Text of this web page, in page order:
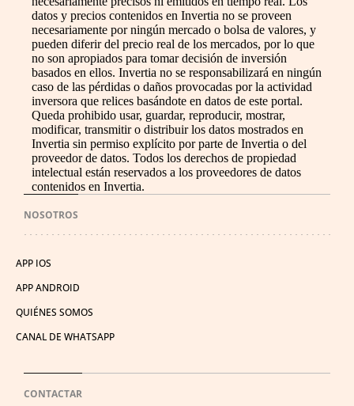
datos y precios contenidos en Invertia no se proveen
necesariamente por ningún mercado o bolsa de valores, y
pueden diferir del precio real de los mercados, por lo que
no son apropiados para tomar decisión de inversión
basados en ellos. Invertia no se responsabilizará en ningún
caso de las pérdidas o daños provocadas por la actividad
inversora que relices basándote en datos de este portal.
Queda prohibido usar, guardar, reproducir, mostrar,
modificar, transmitir o distribuir los datos mostrados en
Invertia sin permiso explícito por parte de Invertia o del
proveedor de datos. Todos los derechos de propiedad
intelectual están reservados a los proveedores de datos
contenidos en Invertia.
NOSOTROS
APP IOS
APP ANDROID
QUIÉNES SOMOS
CANAL DE WHATSAPP
CONTACTAR